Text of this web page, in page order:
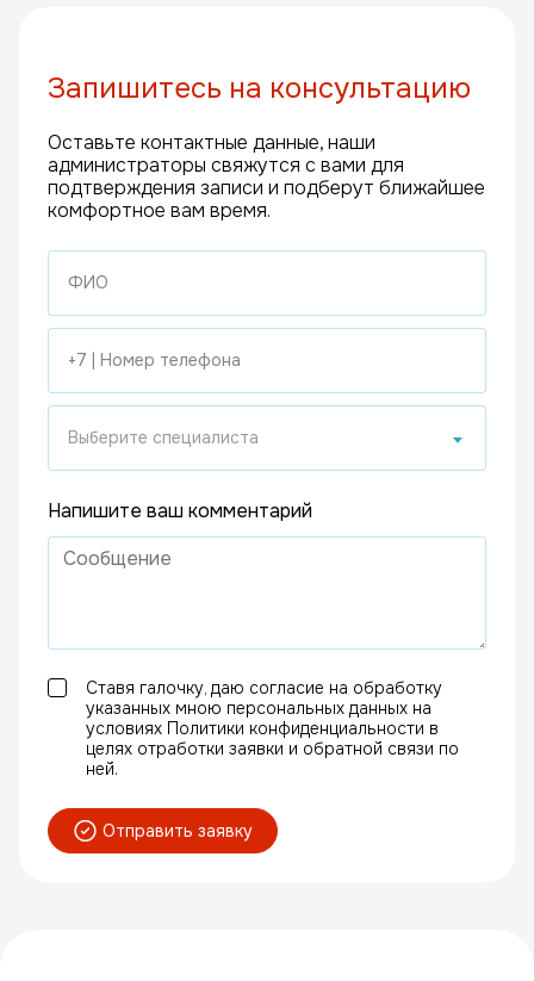
Запишитесь на консультацию
Оставьте контактные данные, наши
администраторы свяжутся с вами для
подтверждения записи и подберут ближайшее
комфортное вам время.
Выберите специалиста
Напишите ваш комментарий
Ставя галочку, даю согласие на обработку
указанных мною персональных данных на
условиях Политики конфиденциальности в
целях отработки заявки и обратной связи по
ней.
Отправить заявку